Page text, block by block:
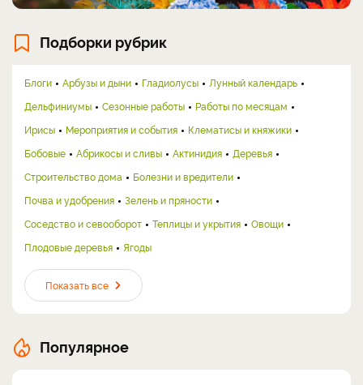
Подборки рубрик
Блоги Арбузы и дыни Гладиолусы
Лунный календарь
Дельфиниумы
Сезонные работы
Работы по месяцам
Ирисы
Мероприятия и события
Клематисы и княжики
Бобовые
Абрикосы и сливы Актинидия
Деревья
Строительство дома
Болезни и вредители
Почва и удобрения
Зелень и пряности
Соседство и севооборот
Теплицы и укрытия
Овощи
Плодовые деревья
Ягоды
Показать все
Популярное